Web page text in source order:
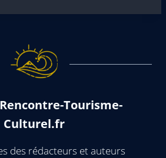
Tourisme-
Culturel.fr
des rédacteurs et auteurs